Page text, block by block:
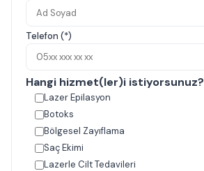
Telefon (*)
Hangi hizmet(ler)i istiyorsunuz?
Lazer Epilasyon
Botoks
Bölgesel Zayıflama
Saç Ekimi
Lazerle Cilt Tedavileri